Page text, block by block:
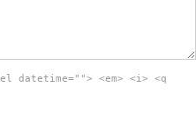
<em> <i> <q